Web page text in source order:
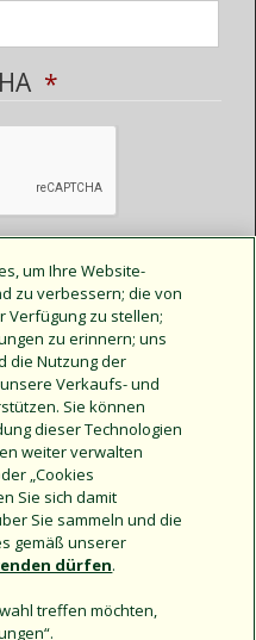
Account
PROHIBITED
um Ihre Website-
zu verbessern; die von
Verfügung zu stellen;
zu erinnern; uns
die Nutzung der
Verkaufs- und
Sie können
dieser Technologien
weiter verwalten
„Cookies
Sie sich damit
Sie sammeln und die
gemäß unserer
dürfen.
treffen möchten,